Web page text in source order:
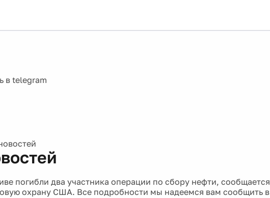
погибли два участника операции по сбору нефти, сообщается
охрану США. Все подробности мы надеемся вам сообщить в